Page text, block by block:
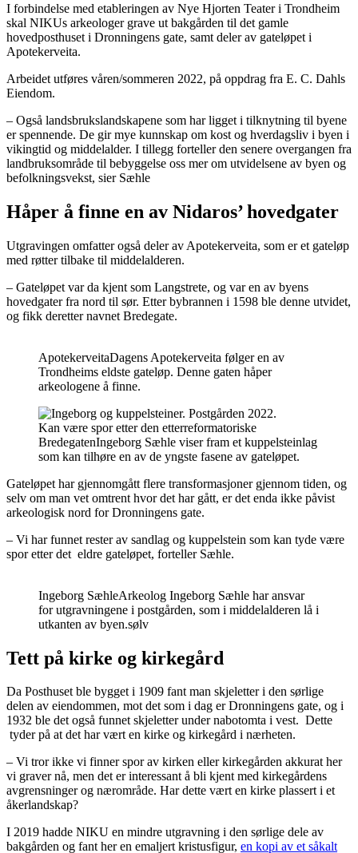
I forbindelse med etableringen av Nye Hjorten Teater i Trondheim
skal NIKUs arkeologer grave ut bakgården til det gamle
hovedposthuset i Dronningens gate, samt deler av gateløpet i
Apotekerveita.
Arbeidet utføres våren/sommeren 2022, på oppdrag fra E. C. Dahls
Eiendom.
– Også landsbrukslandskapene som har ligget i tilknytning til byene
er spennende. De gir mye kunnskap om kost og hverdagsliv i byen i
vikingtid og middelalder. I tillegg forteller den senere overgangen fra
landbruksområde til bebyggelse oss mer om utvidelsene av byen og
befolkningsvekst, sier Sæhle
Håper å finne en av Nidaros’ hovedgater
Utgravingen omfatter også deler av Apotekerveita, som er et gateløp
med røtter tilbake til middelalderen.
– Gateløpet var da kjent som Langstrete, og var en av byens
hovedgater fra nord til sør. Etter bybrannen i 1598 ble denne utvidet,
og fikk deretter navnet Bredegate.
ApotekerveitaDagens Apotekerveita følger en av
Trondheims eldste gateløp. Denne gaten håper
arkeologene å finne.
Kan være spor etter den etterreformatoriske
BredegatenIngeborg Sæhle viser fram et kuppelsteinlag
som kan tilhøre en av de yngste fasene av gateløpet.
Gateløpet har gjennomgått flere transformasjoner gjennom tiden, og
selv om man vet omtrent hvor det har gått, er det enda ikke påvist
arkeologisk nord for Dronningens gate.
– Vi har funnet rester av sandlag og kuppelstein som kan tyde være
spor etter det eldre gateløpet, forteller Sæhle.
Ingeborg SæhleArkeolog Ingeborg Sæhle har ansvar
for utgravningene i postgården, som i middelalderen lå i
utkanten av byen.sølv
Tett på kirke og kirkegård
Da Posthuset ble bygget i 1909 fant man skjeletter i den sørlige
delen av eiendommen, mot det som i dag er Dronningens gate, og i
1932 ble det også funnet skjeletter under nabotomta i vest. Dette
tyder på at det har vært en kirke og kirkegård i nærheten.
– Vi tror ikke vi finner spor av kirken eller kirkegården akkurat her
vi graver nå, men det er interessant å bli kjent med kirkegårdens
avgrensninger og nærområde. Har dette vært en kirke plassert i et
åkerlandskap?
I 2019 hadde NIKU en mindre utgravning i den sørlige dele av
bakgården og fant her en emaljert kristusfigur, en kopi av et såkalt